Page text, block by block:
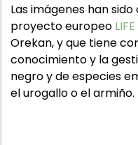
Las imágenes han
proyecto europeo
Orekan, y que tiene
conocimiento y la
negro y de especies
el urogallo o el armiño.